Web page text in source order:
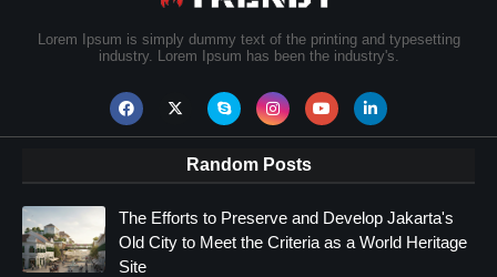
Lorem Ipsum is simply dummy text of the printing and typesetting
industry. Lorem Ipsum has been the industry's.
Random Posts
The Efforts to Preserve and Develop Jakarta's
Old City to Meet the Criteria as a World Heritage
Site